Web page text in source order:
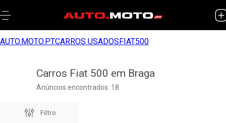
AUTO.MOTO.PTCARROS USADOSFIAT500
Carros Fiat 500 em Braga
Anúncios encontrados: 18
Filtro